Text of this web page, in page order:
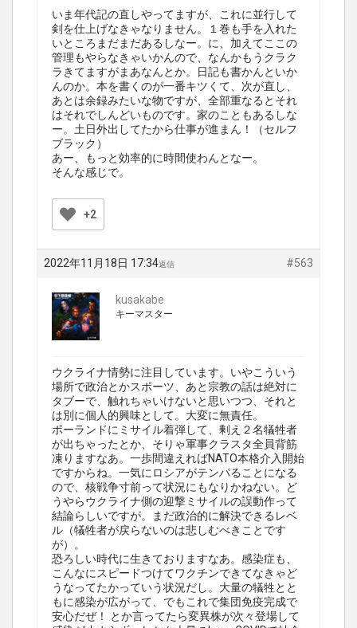
いま年代記の直しやってますが、これに並行して
剣を仕上げなきゃなりません。１巻も手を入れた
いところまだまだあるしなー。に、加えてここの
管理もやらなきゃいかんので、なんかもうクラク
ラきてますがまあなんとか。日記も書かんといか
んのか。本を書くのが一番キツくて、次が直し、
あとは余録みたいな物ですが、全部重なるとそれ
はそれでしんどいものです。家のこともあるしな
ー。土日外出してたから仕事が進まん！（セルフ
ブラック）
あー、もっと効率的に時間使わんとなー。
そんな感じで。
+2
2022年11月18日 17:34 #563
返信
kusakabe
キーマスター
ウクライナ情勢に注目しています。いやこういう
場所で政治とかスポーツ、あと宗教の話は絶対に
タブーで、触れちゃいけないと思いつつ、それと
は別に個人的興味として。大変に無責任。
ポーランドにミサイル着弾して、剰え２名犠牲者
が出ちゃったとか、そりゃ軍事クラスタ全員背筋
凍りますなあ。一歩間違えればNATO本格介入開始
ですからね。一気にロシアがテンパることになる
ので、核戦争寸前って状況にもなりかねない。ど
うやらウクライナ側の迎撃ミサイルの誤動作って
結論らしいですが。まだ政治的に解決できるレベ
ル（犠牲者が戻らないのは悲しむべきことです
が）。
恐ろしい時代に生きておりますなあ。感染症も、
こんなにスピードつけてワクチンできてなきゃど
うなってたかっていう状況だし。大量の犠牲とと
もに感染が広がって、でもこれで集団免疫完成で
安心だぜ！ とか言ってたら変異株が次々登場して